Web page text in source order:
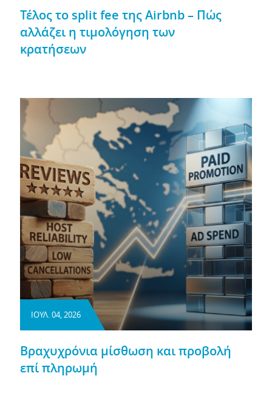
Τέλος το split fee της Airbnb – Πώς
αλλάζει η τιμολόγηση των
κρατήσεων
ΙΟΥΛ. 04, 2026
Βραχυχρόνια μίσθωση και προβολή
επί πληρωμή